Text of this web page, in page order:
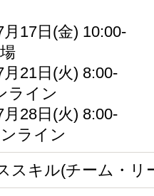
月17日(金) 10:00-
月21日(火) 8:00-
ライン
月28日(火) 8:00-
ライン
スキル(チーム・リ